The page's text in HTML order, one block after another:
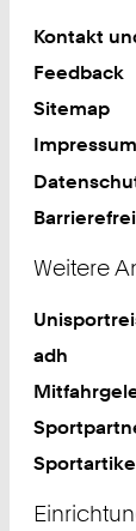
Kontakt
Feedback
Sitemap
Impressum
Weitere
adh